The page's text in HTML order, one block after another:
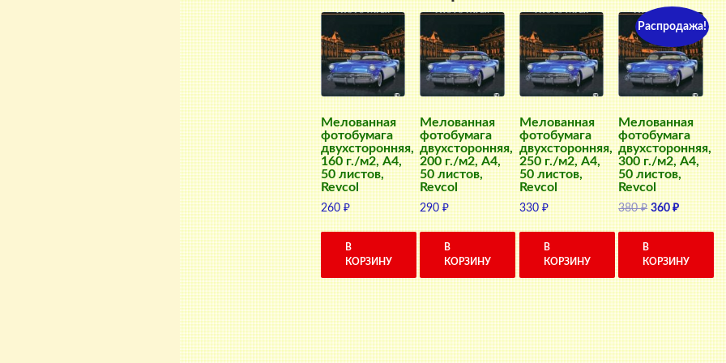
Мелованная
фотобумага
двухсторонняя,
160 г./м2, A4,
50 листов,
Revcol
260₽
В
КОРЗИНУ
Мелованная
фотобумага
двухсторонняя,
200 г./м2, A4,
50 листов,
Revcol
290₽
В
КОРЗИНУ
Мелованная
фотобумага
двухсторонняя,
250 г./м2, A4,
50 листов,
Revcol
330₽
В
КОРЗИНУ
Распродажа!
Мелованная
фотобумага
двухсторонняя,
300 г./м2, A4,
50 листов,
Revcol
380₽
цена
380 ₽.
360₽Текущая
цена:
В
КОРЗИНУ